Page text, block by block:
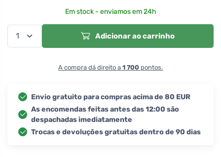
Em stock - enviamos em 24h
Adicionar ao carrinho
A compra dá direito a 1 700 pontos.
Envio gratuito para compras acima de 80 EUR
As encomendas feitas antes das 12:00 são
despachadas imediatamente
Trocas e devoluções gratuitas dentro de 90 dias